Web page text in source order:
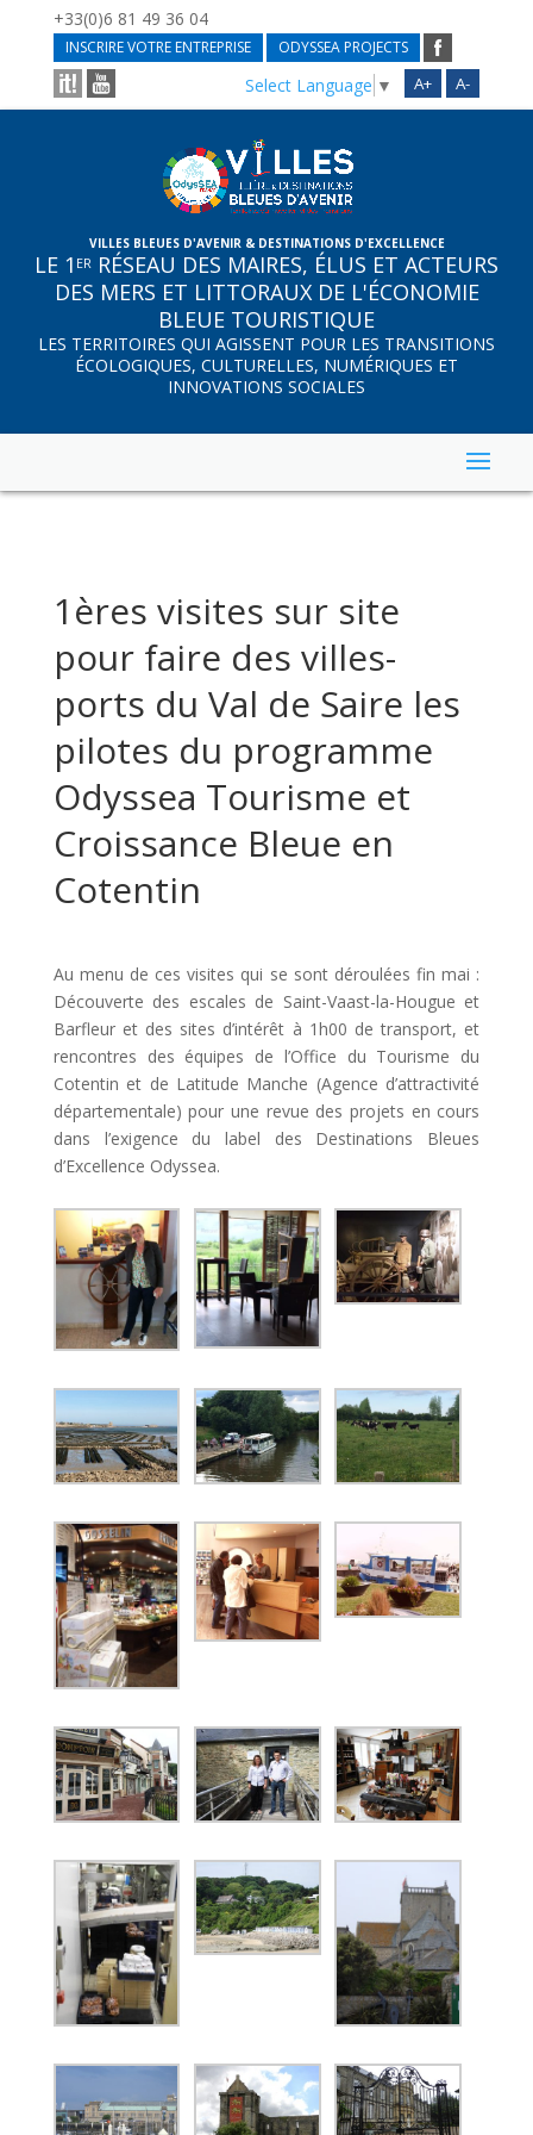
+33(0)6 81 49 36 04
INSCRIRE VOTRE ENTREPRISE ODYSSEA PROJECTS
A+ A-
Select Language ▼
VILLES BLEUES D'AVENIR & DESTINATIONS D'EXCELLENCE
LE 1 ER RÉSEAU DES MAIRES, ÉLUS ET ACTEURS
DES MERS ET LITTORAUX DE L'ÉCONOMIE
BLEUE TOURISTIQUE
LES TERRITOIRES QUI AGISSENT POUR LES TRANSITIONS
ÉCOLOGIQUES, CULTURELLES, NUMÉRIQUES ET
INNOVATIONS SOCIALES
1ères visites sur site
pour faire des villes-
ports du Val de Saire les
pilotes du programme
Odyssea Tourisme et
Croissance Bleue en
Cotentin
Au menu de ces visites qui se sont déroulées fin mai :
Découverte des escales de Saint-Vaast-la-Hougue et
Barfleur et des sites d’intérêt à 1h00 de transport, et
rencontres des équipes de l’Office du Tourisme du
Cotentin et de Latitude Manche (Agence d’attractivité
départementale) pour une revue des projets en cours
dans l’exigence du label des Destinations Bleues
d’Excellence Odyssea.